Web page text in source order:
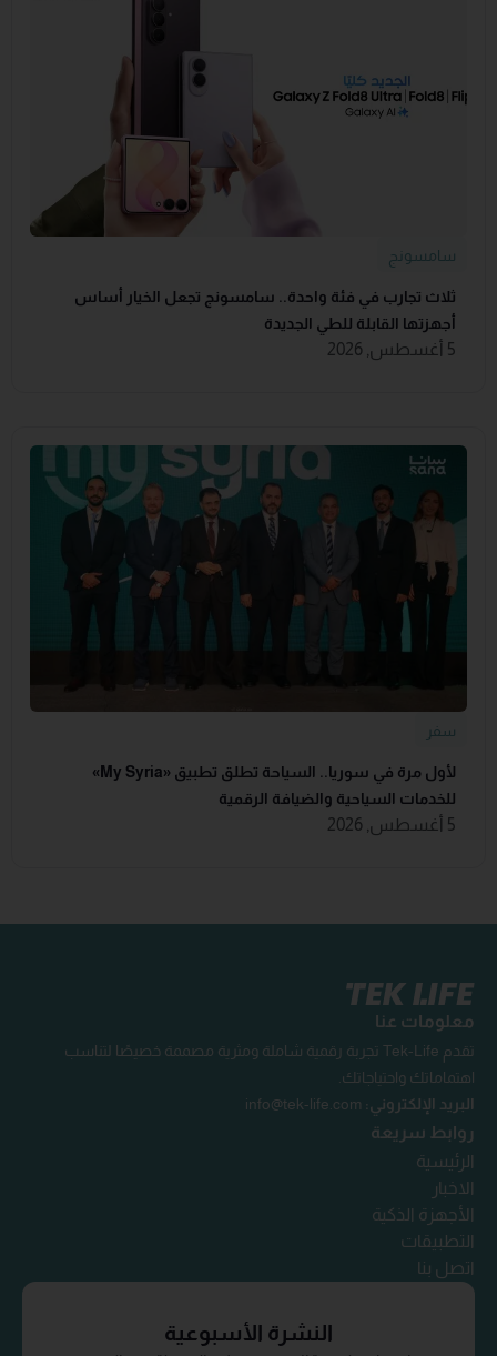
سامسونج
ثلاث تجارب في فئة واحدة.. سامسونج تجعل الخيار أساس
أجهزتها القابلة للطي الجديدة
5 أغسطس, 2026
سفر
لأول مرة في سوريا.. السياحة تطلق تطبيق «‏My Syria‏»
للخدمات السياحية والضيافة ‏الرقمية
5 أغسطس, 2026
معلومات عنا
تقدم Tek-Life تجربة رقمية شاملة ومثرية مصممة خصيصًا لتناسب
اهتماماتك واحتياجاتك.
البريد الإلكتروني: info@tek-life.com
روابط سريعة
الرئيسية
الاخبار
الأجهزة الذكية
التطبيقات
اتصل بنا
النشرة الأسبوعية